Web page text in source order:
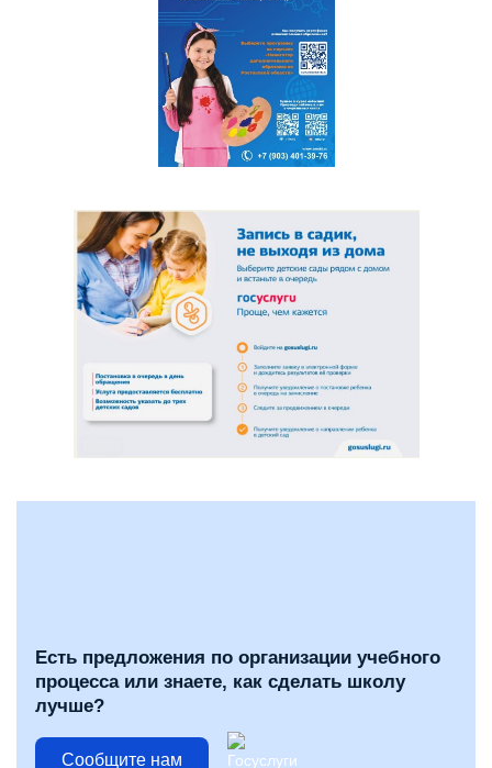
Есть предложения по организации учебного
процесса или знаете, как сделать школу
лучше?
Сообщите нам